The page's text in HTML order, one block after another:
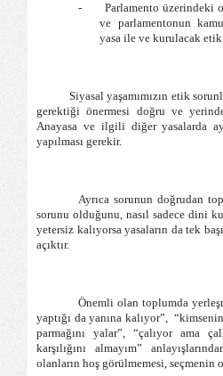
-
Parlamento üzerindeki
ve parlamentonun
yasa ile ve kurulacak
Siyasal yaşamımızın etik
gerektiği önermesi doğru ve
Anayasa ve ilgili diğer yasalarda
yapılması gerekir.
Ayrıca sorunun doğrudan
sorunu olduğunu, nasıl sadece dini
yetersiz kalıyorsa yasaların da tek
açıktır.
Önemli olan toplumda
yaptığı da yanına kalıyor”,
parmağını yalar”, “çalıyor ama
karşılığını almayım”
olanların hoş görülmemesi, seçmenin